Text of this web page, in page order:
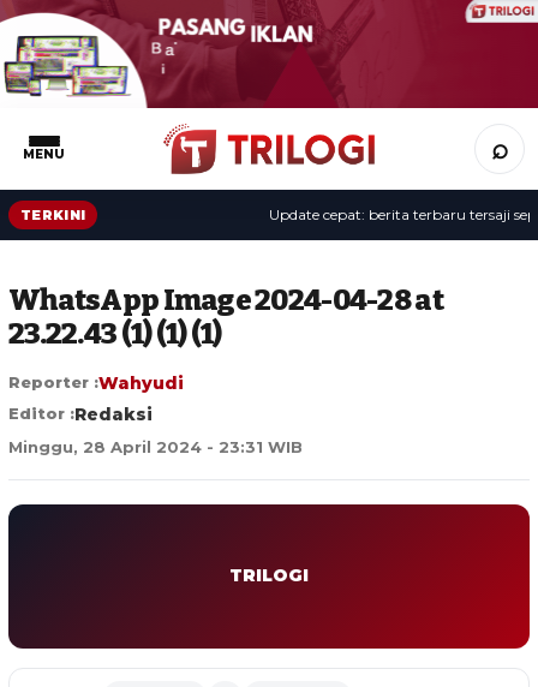
MENU ⌕
TERKINI Update cepat: berita terbaru tersaji
WhatsApp Image 2024-04-28 at
23.22.43 (1) (1) (1)
Reporter :Wahyudi
Editor :Redaksi
Minggu, 28 April 2024 - 23:31 WIB
TRILOGI